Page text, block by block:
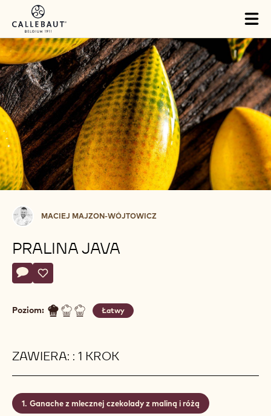
Skip to main content
Maciej
Majzon-
Wójtowicz
MACIEJ MAJZON-WÓJTOWICZ
PRALINA JAVA
Actions
Napisz komentarz
- Pralina java
Zapisz
- Pralina java
Poziom: Łatwy
ZAWIERA: : 1 KROK
Ganache z mlecznej czekolady z maliną i różą